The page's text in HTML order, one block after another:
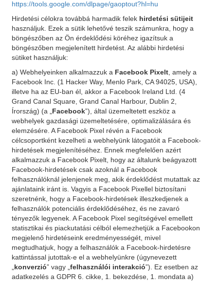
https://tools.google.com/dlpage/gaoptout?hl=hu
Hirdetési célokra továbbá harmadik felek hirdetési sütijeit
használjuk. Ezek a sütik lehetővé teszik számunkra, hogy a
böngészőben az Ön érdeklődési köréhez igazítsuk a
böngészőben megjelenített hirdetést. Az alábbi hirdetési
sütiket használjuk:
a) Webhelyeinken alkalmazzuk a Facebook Pixelt , amely a
Facebook Inc. (1 Hacker Way, Menlo Park, CA 94025, USA),
illetve ha az EU-ban él, akkor a Facebook Ireland Ltd. (4
Grand Canal Square, Grand Canal Harbour, Dublin 2,
Írország) (a „ Facebook”), által üzemeltetett eszköz a
webhelyek gazdasági üzemeltetésére, optimalizálására és
elemzésére. A Facebook Pixel révén a Facebook
célcsoportként kezelheti a webhelyünk látogatóit a Facebook-
hirdetések megjelenítéséhez. Ennek megfelelően azért
alkalmazzuk a Facebook Pixelt, hogy az általunk beágyazott
Facebook-hirdetések csak azoknál a Facebook
felhasználóknál jelenjenek meg, akik érdeklődést mutattak az
ajánlataink iránt is. Vagyis a Facebook Pixellel biztosítani
szeretnénk, hogy a Facebook-hirdetések illeszkedjenek a
felhasználók potenciális érdeklődéséhez, és ne zavaró
tényezők legyenek. A Facebook Pixel segítségével emellett
statisztikai és piackutatási célból elemezhetjük a Facebookon
megjelenő hirdetéseink eredményességét, mivel
megtudhatjuk, hogy a felhasználók a Facebook-hirdetésre
kattintással jutottak-e el a webhelyünkre (úgynevezett
konverzió” vagy „ felhasználói interakció”). Ez esetben az
adatkezelés a GDPR 6. cikke, 1. bekezdése, 1. mondata a)